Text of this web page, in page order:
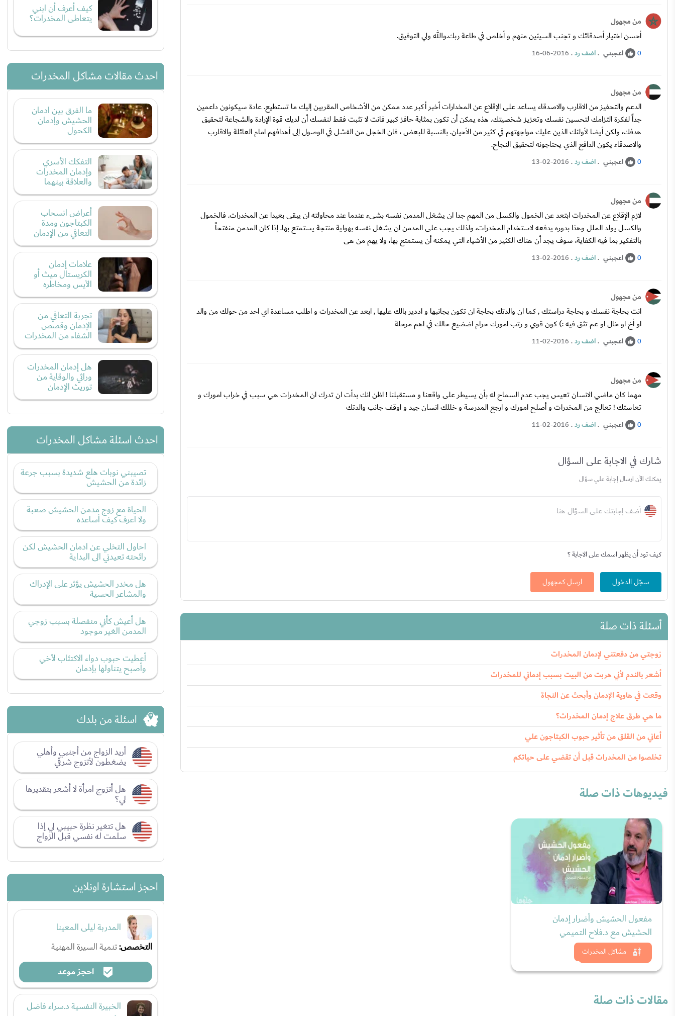
من مجهول
أحسن اختيار أصدقائك و تجنب السيئين منهم و أخلص في طاعة ربك.والله ولي التوفيق.
0 اعجبني .اضف رد.
16-06-2016
من مجهول
الدعم والتحفيز من الاقارب والاصدقاء يساعد على الإقلاع عن المخدارات أخبر أكبر عدد ممكن من الأشخاص المقربين إليك ما تستطيع. عادة سيكونون داعمين
جداً لفكرة التزامك لتحسين نفسك وتعزيز شخصيتك. هذه يمكن أن تكون بمثابة حافز كبير فانت لا تثبت فقط لنفسك أن لديك قوة الإرادة والشجاعة لتحقيق
هدفك، ولكن أيضا لأولئك الذين عليك مواجهتهم في كثير من الأحيان. بالنسبة للبعض ، فان الخجل من الفشل في الوصول إلى أهدافهم امام العائلة والاقارب
والاصدقاء يكون الدافع الذي يحتاجونه لتحقيق النجاح.
0 اعجبني .اضف رد.
13-02-2016
من مجهول
لازم الإقلاع عن المخدرات ابتعد عن الخمول والكسل من المهم جدا ان يشغل المدمن نفسه بشىء عندما عند محاولته ان يبقى بعيدا عن المخدرات. فالخمول
والكسل يولد الملل وهذا بدوره يدفعه لاستخدام المخدرات، ولذلك يجب على المدمن ان يشغل نفسه بهواية منتجة يستمتع بها. إذا كان المدمن منفتحاً
بالتفكير بما فيه الكفاية، سوف يجد أن هناك الكثير من الأشياء التي يمكنه أن يستمتع بها، ولا يهم من هى
0 اعجبني .اضف رد.
13-02-2016
من مجهول
انت بحاجة نفسك و بحاجة دراستك , كما ان والدتك بحاجة ان تكون بجانبها و اددير بالك عليها , ابعد عن المخدرات و اطلب مساعدة اي احد من حولك من والد
او أخ او خال او عم تثق فيه :) كون قوي و رتب امورك حرام اضضيع حالك في اهم مرحلة
0 اعجبني .اضف رد.
11-02-2016
من مجهول
مهما كان ماضي الانسان تعيس يجب عدم السماح له بأن يسيطر على واقعنا و مستقبلنا ! اظن انك بدأت ان تدرك ان المخدرات هي سبب في خراب امورك و
تعاستك ! تعالج من المخدرات و أصلح امورك و ارجع المدرسة و خللك انسان جيد و اوقف جانب والدتك
0 اعجبني .اضف رد.
11-02-2016
شارك في الاجابة على السؤال
يمكنك الآن ارسال إجابة علي سؤال
أضف إجابتك على السؤال هنا
كيف تود أن يظهر اسمك على الاجابة ؟
سجّل الدخول ارسل كمجهول
أسئلة ذات صلة
زوجتي من دفعتني لإدمان المخدرات
أشعر بالندم لأني هربت من البيت بسبب إدماني للمخدرات
وقعت في هاوية الإدمان وأبحث عن النجاة
ما هي طرق علاج إدمان المخدرات؟
أعاني من القلق من تأثير حبوب الكبتاجون علي
تخلصوا من المخدرات قبل أن تقضي على حياتكم
فيديوهات ذات صلة
مشاكل المخدرات
مفعول الحشيش وأضرار إدمان
الحشيش مع د.فلاح التميمي
شاهد الان
مقالات ذات صلة
كيف أعرف أن ابني
يتعاطى المخدرات؟
احدث مقالات مشاكل المخدرات
ما الفرق بين ادمان
الحشيش وإدمان
الكحول
التفكك الأسري
وإدمان المخدرات
والعلاقة بينهما
أعراض انسحاب
الكبتاجون ومدة
التعافي من الإدمان
علامات إدمان
الكريستال ميث أو
الآيس ومخاطره
تجربة التعافي من
الإدمان وقصص
الشفاء من المخدرات
هل إدمان المخدرات
وراثي والوقاية من
توريث الإدمان
احدث اسئلة مشاكل المخدرات
تصيبني نوبات هلع شديدة بسبب جرعة
زائدة من الحشيش
الحياة مع زوج مدمن الحشيش صعبة
ولا اعرف كيف أساعده
احاول التخلي عن ادمان الحشيش لكن
رائحته تعيدني الى البداية
هل مخدر الحشيش يؤثر على الإدراك
والمشاعر الحسية
هل أعيش كأني منفصلة بسبب زوجي
المدمن الغير موجود
أعطيت حبوب دواء الاكتئاب لأخي
وأصبح يتناولها بإدمان
اسئلة من بلدك
أريد الزواج من أجنبي وأهلي
يضغطون لأتزوج شرقي
هل أتزوج امرأة لا أشعر بتقديرها
لي؟
هل تتغير نظرة حبيبي لي إذا
سلمت له نفسي قبل الزواج
احجز استشارة اونلاين
المدربة ليلى المعينا
التخصص:تنمية السيرة المهنية
احجز موعد
الخبيرة النفسية د.سراء فاضل